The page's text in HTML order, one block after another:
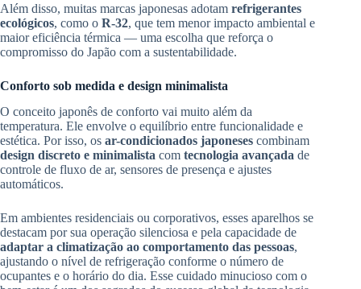
Além disso, muitas marcas japonesas adotam refrigerantes
ecológicos, como o R-32, que tem menor impacto ambiental e
maior eficiência térmica — uma escolha que reforça o
compromisso do Japão com a sustentabilidade.
Conforto sob medida e design minimalista
O conceito japonês de conforto vai muito além da
temperatura. Ele envolve o equilíbrio entre funcionalidade e
estética. Por isso, os ar-condicionados japoneses combinam
design discreto e minimalista com tecnologia avançada de
controle de fluxo de ar, sensores de presença e ajustes
automáticos.
Em ambientes residenciais ou corporativos, esses aparelhos se
destacam por sua operação silenciosa e pela capacidade de
adaptar a climatização ao comportamento das pessoas,
ajustando o nível de refrigeração conforme o número de
ocupantes e o horário do dia. Esse cuidado minucioso com o